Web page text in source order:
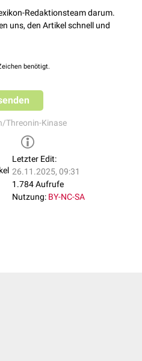
Redaktionsteam darum.
uns, den Artikel schnell und
benötigt.
Threonin-Kinase
Letzter Edit:
26.11.2025, 09:31
1.784 Aufrufe
Nutzung: BY-NC-SA